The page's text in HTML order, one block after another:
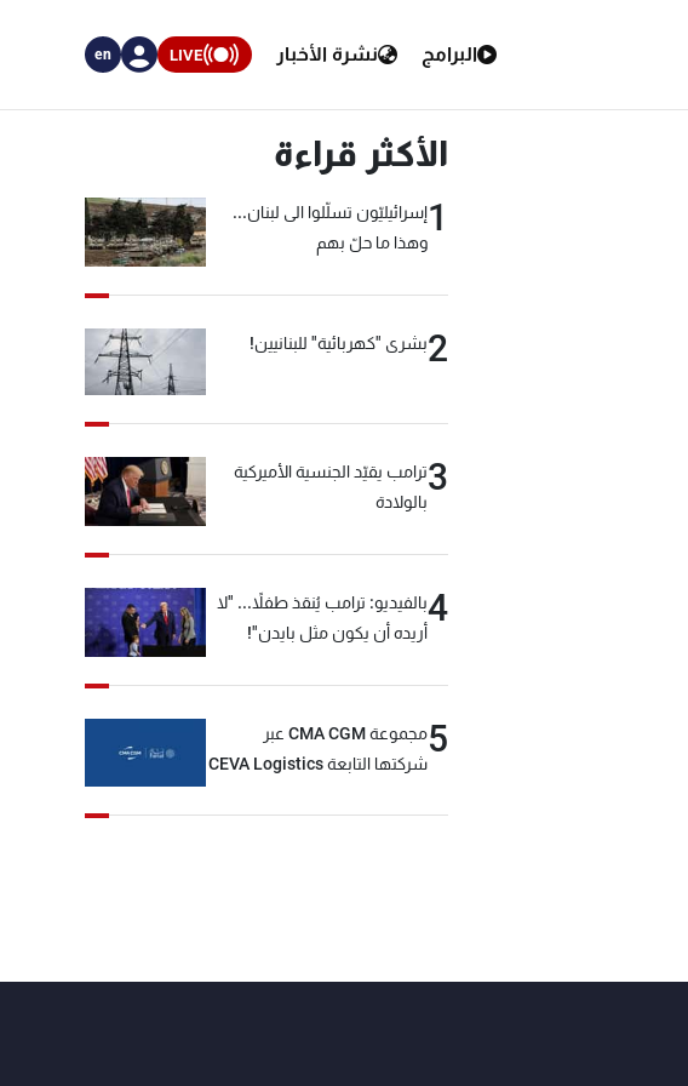
البرامج نشرة الأخبار LIVE
en
الأكثر قراءة
1إسرائيليّون تسلّلوا الى لبنان...
وهذا ما حلّ بهم
2بشرى "كهربائية" للبنانيين!
3ترامب يقيّد الجنسية الأميركية
بالولادة
4بالفيديو: ترامب يُنقذ طفلاً... "لا
أريده أن يكون مثل بايدن"!
5
مجموعة CMA CGM عبر
شركتها التابعة CEVA Logistics